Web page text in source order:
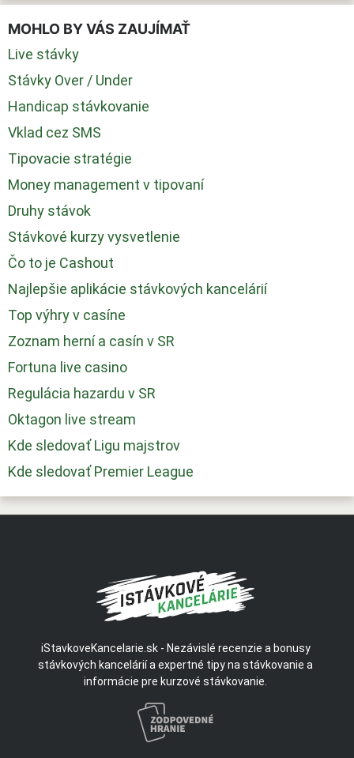
MOHLO BY VÁS ZAUJÍMAŤ
Live stávky
Stávky Over / Under
Handicap stávkovanie
Vklad cez SMS
Tipovacie stratégie
Money management v tipovaní
Druhy stávok
Stávkové kurzy vysvetlenie
Čo to je Cashout
Najlepšie aplikácie stávkových kancelárií
Top výhry v casíne
Zoznam herní a casín v SR
Fortuna live casino
Regulácia hazardu v SR
Oktagon live stream
Kde sledovať Ligu majstrov
Kde sledovať Premier League
iStavkoveKancelarie.sk - Nezávislé recenzie a bonusy
stávkových kancelárií a expertné tipy na stávkovanie a
informácie pre kurzové stávkovanie.